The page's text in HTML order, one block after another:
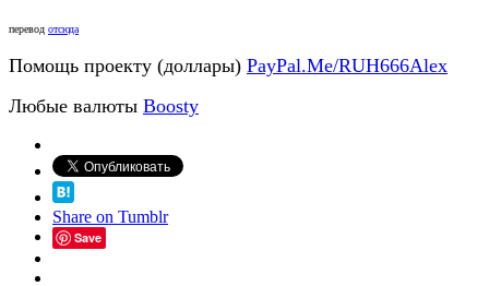
перевод отсюда
Помощь проекту (доллары) PayPal.Me/RUH666Alex
Любые валюты Boosty
Share on Tumblr
Save